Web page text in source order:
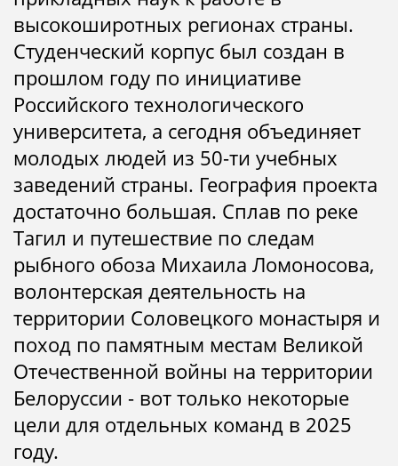
высокоширотных регионах страны.
Студенческий корпус был создан в
прошлом году по инициативе
Российского технологического
университета, а сегодня объединяет
молодых людей из 50-ти учебных
заведений страны. География проекта
достаточно большая. Сплав по реке
Тагил и путешествие по следам
рыбного обоза Михаила Ломоносова,
волонтерская деятельность на
территории Соловецкого монастыря и
поход по памятным местам Великой
Отечественной войны на территории
Белоруссии - вот только некоторые
цели для отдельных команд в 2025
году.